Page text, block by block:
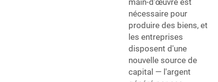
nécessaire pour
produire des biens, et
les entreprises
disposent d'une
nouvelle source de
capital — l'argent